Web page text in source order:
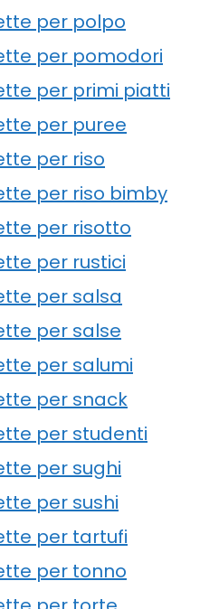
per polpo
per pomodori
per primi piatti
per puree
per riso
per riso bimby
per risotto
per rustici
per salsa
per salse
per salumi
per snack
per studenti
per sughi
per sushi
per tartufi
per tonno